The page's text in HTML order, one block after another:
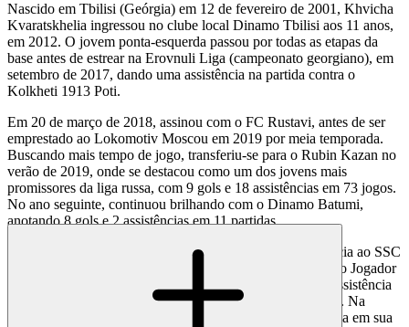
Nascido em Tbilisi (Geórgia) em 12 de fevereiro de 2001, Khvicha
Kvaratskhelia ingressou no clube local Dinamo Tbilisi aos 11 anos,
em 2012. O jovem ponta-esquerda passou por todas as etapas da
base antes de estrear na Erovnuli Liga (campeonato georgiano), em
setembro de 2017, dando uma assistência na partida contra o
Kolkheti 1913 Poti.
Em 20 de março de 2018, assinou com o FC Rustavi, antes de ser
emprestado ao Lokomotiv Moscou em 2019 por meia temporada.
Buscando mais tempo de jogo, transferiu-se para o Rubin Kazan no
verão de 2019, onde se destacou como um dos jovens mais
promissores da liga russa, com 9 gols e 18 assistências em 73 jogos.
No ano seguinte, continuou brilhando com o Dinamo Batumi,
anotando 8 gols e 2 assistências em 11 partidas.
Sua ascensão seguiu em ritmo acelerado com a transferência ao SSC
Napoli, em julho de 2022. Logo no primeiro mês, foi eleito Jogador
do Mês da Serie A (agosto de 2022), com um gol e uma assistência
contra o Hellas Verona e um doblete diante do AC Monza. Na
Champions League, também brilhou ao dar uma assistência em sua